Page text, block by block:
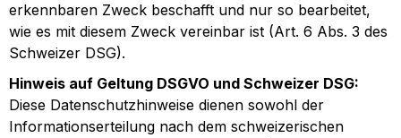
erkennbaren Zweck beschafft und nur so bearbeitet,
wie es mit diesem Zweck vereinbar ist (Art. 6 Abs. 3 des
Schweizer DSG).
Hinweis auf Geltung DSGVO und Schweizer DSG:
Diese Datenschutzhinweise dienen sowohl der
Informationserteilung nach dem schweizerischen